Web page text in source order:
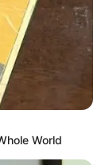
Ran
World